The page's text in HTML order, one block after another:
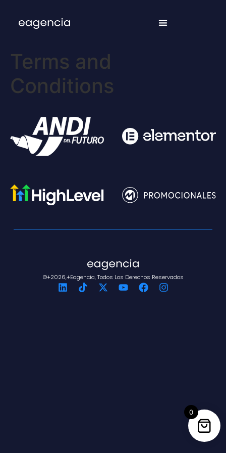
Terms and
Conditions
©+2026,+eagencia, Todos Los Derechos Reservados
0